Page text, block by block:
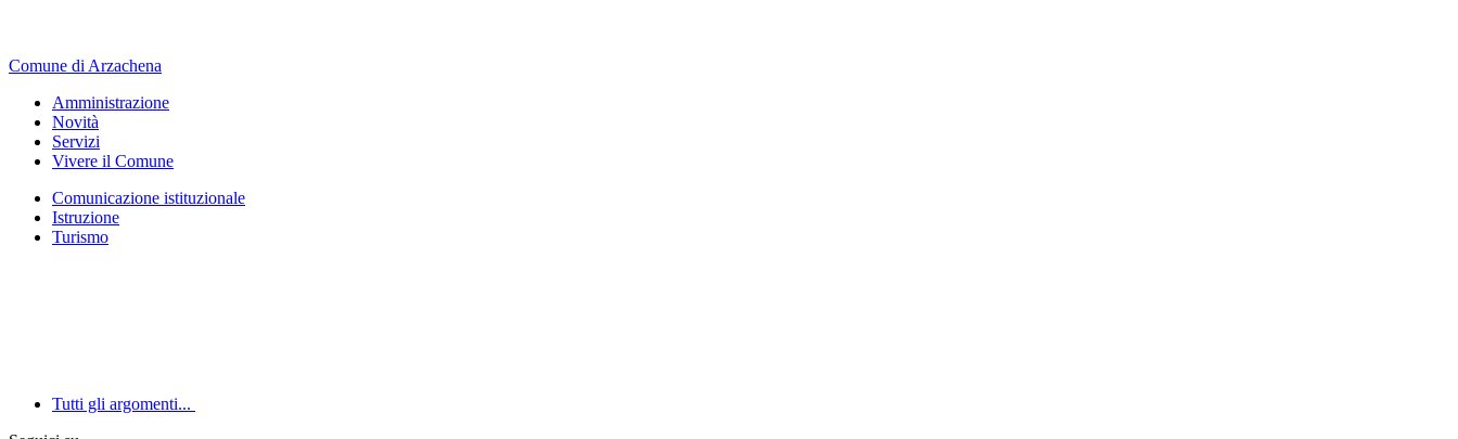
Comune di Arzachena
Amministrazione
Novità
Servizi
Vivere il Comune
Comunicazione istituzionale
Istruzione
Turismo
Tutti gli argomenti...